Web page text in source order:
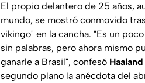
El propio delantero de 25 años,
mundo, se mostró conmovido
vikingo" en la cancha. "Es un
sin palabras, pero ahora mismo
ganarle a Brasil", confesó Haaland
segundo plano la anécdota del